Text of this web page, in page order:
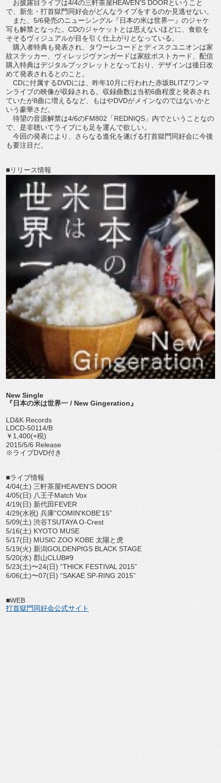
お披露目ライブは4/4の三軒茶屋HEAVEN'S DOORということ
で、新生・打首獄門同好会がどんなライブをするのか見逃せない。
また、5/6発売のニューシングル『日本の米は世界一』のジャケ
写も解禁となった。CDのジャケットとは思えないほどに、食欲を
そそるヴィジュアルが目を引く仕上がりとなっている。
購入者特典も発表され、タワーレコードとディスクユニオンは家
紋ステッカー、ヴィレッジヴァンガードは家紋ポストカード、配信
購入特典はデジタルブックレットとなっており、デザインは後日改
めて発表されるとのこと。
CDに付属するDVDには、昨年10月に行われた赤坂BLITZワンマ
ンライブの映像が収録される。収録曲数は当初6曲程度と発表され
ていたが8曲に増えるなど、もはやDVDがメインなのではないかと
いう豪華さだ。
待望の音源解禁は4/6のFM802「REDNIQS」内でということなの
で、是非聴いてライブにも足を運んで欲しい。
今回の発表により、さらなる進化を遂げる打首獄門同好会に今後
も要注目だ。
■リリース情報
New Single
『日本の米は世界一 / New Gingeration』
LD&K Records
LDCD-50114/B
￥1,400(+税)
2015/5/6 Release
※ライブDVD付き
■ライブ情報
4/04(土) 三軒茶屋HEAVEN'S DOOR
4/05(日) 八王子Match Vox
4/19(日) 新代田FEVER
4/29(水祝) 兵庫“COMIN'KOBE'15”
5/09(土) 渋谷TSUTAYA O-Crest
5/16(土) KYOTO MUSE
5/17(日) MUSIC ZOO KOBE 太陽と虎
5/19(火) 新潟GOLDENPIGS BLACK STAGE
5/20(水) 郡山CLUB#9
5/23(土)〜24(日) “THICK FESTIVAL 2015”
6/06(土)〜07(日) “SAKAE SP-RING 2015”
■WEB
打首獄門同好会公式サイト